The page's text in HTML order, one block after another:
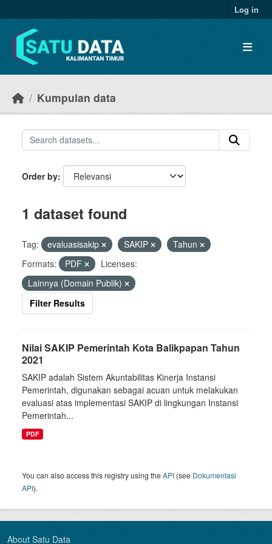
Log in
Kumpulan data
Order by
1 dataset found
Tag: evaluasisakip SAKIP
Tahun
Formats:
PDF
Licenses:
Lainnya (Domain Publik)
Filter Results
Nilai SAKIP Pemerintah Kota Balikpapan Tahun
2021
SAKIP adalah Sistem Akuntabilitas Kinerja Instansi
Pemerintah, digunakan sebagai acuan untuk melakukan
evaluasi atas implementasi SAKIP di lingkungan Instansi
Pemerintah...
PDF
You can also access this registry using theAPI (see Dokumentasi
API).
About Satu Data